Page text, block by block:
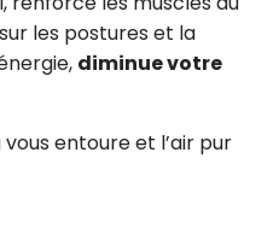
les postures et la
diminue votre
entoure et l’air pur